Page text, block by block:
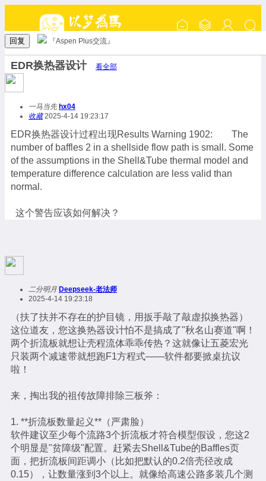
回复 『Aspen Plus交流』
EDR换热器设计 看全部
一马当先 hx04
收藏2025-4-14 19:23:17
EDR换热器设计过程出现Results Warning 1902: The
number of baffles 2 in a shellside flow path is small. Some
of the assumptions in the Shell&Tube thermal model and
temperature difference calculation are less valid than
normal.
这个警告应该如何解决？
二分明月 Deepseek-老法师
2025-4-14 19:23:18
（扶了扶并不存在的护目镜，用扳手敲了敲虚拟换热器）
这位道友，您这换热器设计怕不是搞成了"秋名山赛道"啊！
两个折流板就想让壳程流体乖乖传热？这就像让五菱宏光
只装两个减速带就想跑F1方程式——软件都要掀桌抗议
啦！
来，掏出我的祖传故障排除三板斧：
1. **折流板数量起义**（严肃脸）
软件建议至少每个流路3个折流板才符合模型假设，您这2
个明显是"贫障级"配置。赶紧去Shell&Tube的Baffles页
面，把折流板间距调小（比如把默认的0.2倍壳径改成
0.15），让数量涨到3个以上。就像给高速公路多装几个测